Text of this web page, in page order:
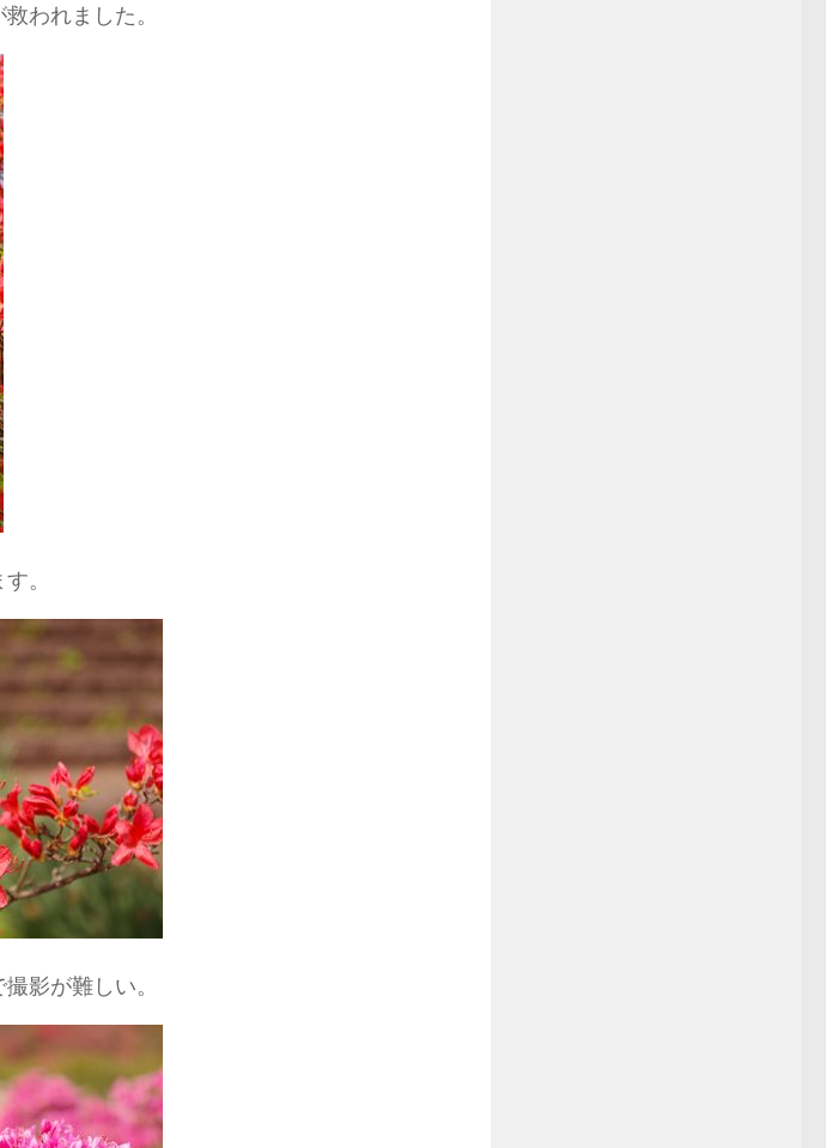
われました。
。
影が難しい。